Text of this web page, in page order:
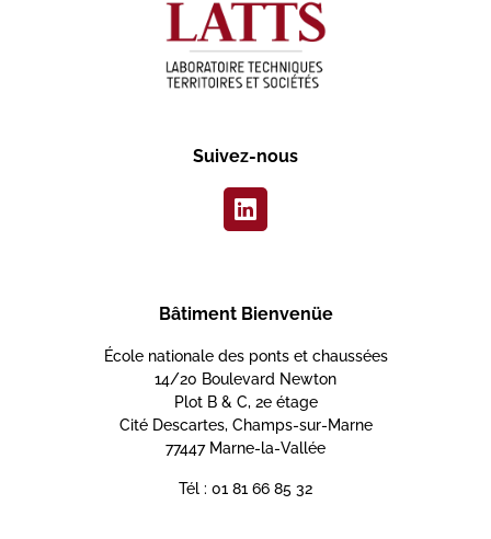
Suivez-nous
Bâtiment Bienvenüe
École nationale des ponts et chaussées
14/20 Boulevard Newton
Plot B & C, 2e étage
Cité Descartes, Champs-sur-Marne
77447 Marne-la-Vallée
Tél : 01 81 66 85 32